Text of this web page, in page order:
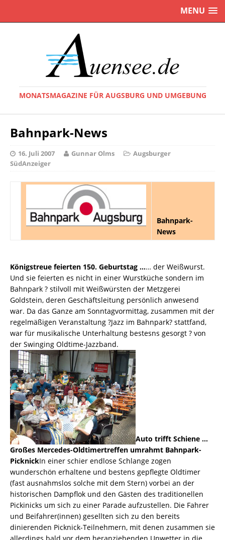
MENU
MONATSMAGAZINE FÜR AUGSBURG UND UMGEBUNG
Bahnpark-News
16. Juli 2007 Gunnar Olms
Augsburger
SüdAnzeiger
Bahnpark-
News
Königstreue feierten 150. Geburtstag …… der Weißwurst.
Und sie feierten es nicht in einer Wurstküche sondern im
Bahnpark ? stilvoll mit Weißwürsten der Metzgerei
Goldstein, deren Geschäftsleitung persönlich anwesend
war. Da das Ganze am Sonntagvormittag, zusammen mit der
regelmäßigen Veranstaltung ?Jazz im Bahnpark? stattfand,
war für musikalische Unterhaltung bestesns gesorgt ? von
der Swinging Oldtime-Jazzband.
Auto trifft Schiene …
Großes Mercedes-Oldtimertreffen umrahmt Bahnpark-
PicknickIn einer schier endlose Schlange zogen
wunderschön erhaltene und bestens gepflegte Oldtimer
(fast ausnahmslos solche mit dem Stern) vorbei an der
historischen Dampflok und den Gästen des traditionellen
Pickinicks um sich zu einer Parade aufzustellen. Die Fahrer
und Beifahrer(innen) gesellten sich zu den bereits
dinierenden Picknick-Teilnehmern, mit denen zusammen sie